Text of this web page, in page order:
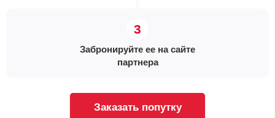
Забронируйте ее на сайте
партнера
Заказать попутку